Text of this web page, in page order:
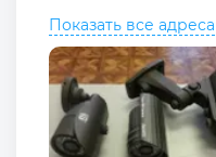
Показать все адреса